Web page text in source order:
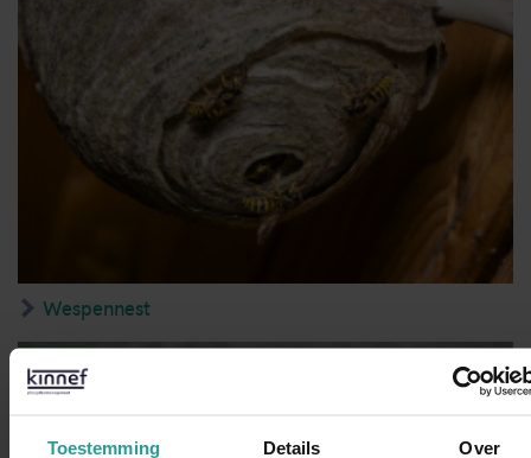
Toestemming Details Over
Wespennest